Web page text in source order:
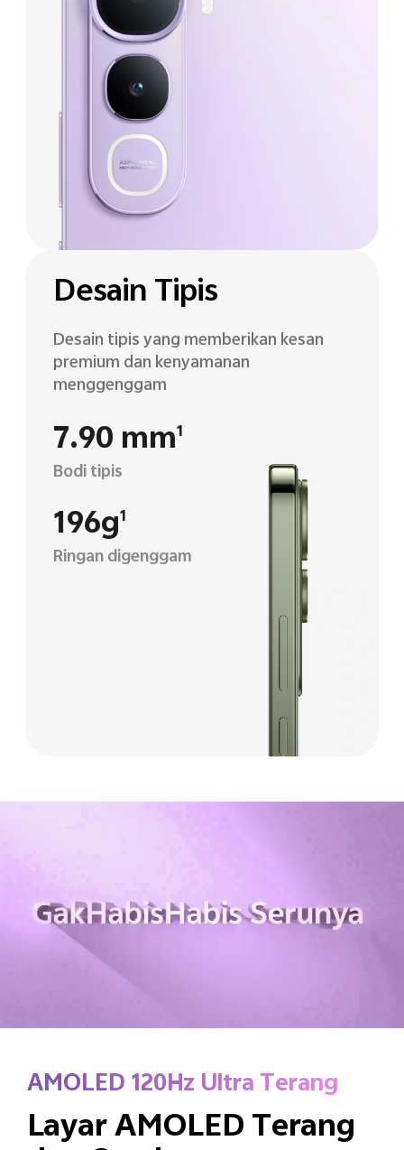
Desain Tipis
Desain tipis yang memberikan kesan
premium dan kenyamanan
menggenggam
7.90 mm1
Bodi tipis
196g1
Ringan digenggam
AMOLED 120Hz Ultra Terang
Layar AMOLED Terang